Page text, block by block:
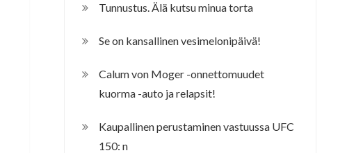
Tunnustus. Älä kutsu minua torta
Se on kansallinen vesimelonipäivä!
Calum von Moger -onnettomuudet
kuorma -auto ja relapsit!
Kaupallinen perustaminen vastuussa UFC
150: n